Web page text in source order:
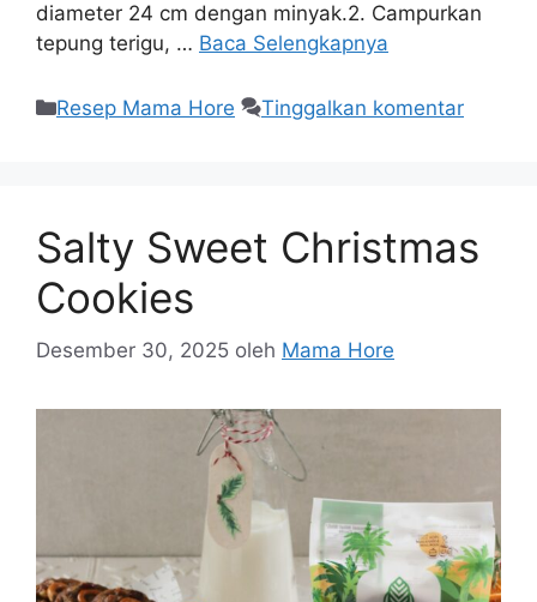
diameter 24 cm dengan minyak.2. Campurkan
tepung terigu, … Baca Selengkapnya
Resep Mama Hore Tinggalkan komentar
Salty Sweet Christmas
Cookies
Desember 30, 2025 oleh Mama Hore